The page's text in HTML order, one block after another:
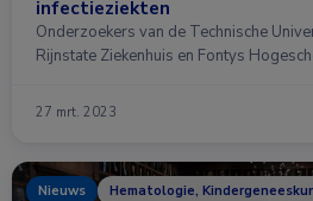
infectieziekten
Onderzoekers van de Technische
Rijnstate Ziekenhuis en Fontys
27 mrt. 2023
Nieuws Hematologie,